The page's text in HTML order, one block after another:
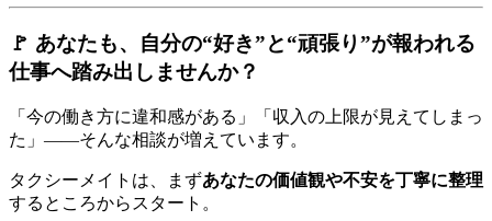
🚩 あなたも、自分の“好き”と“頑張り”が報われる
仕事へ踏み出しませんか？
「今の働き方に違和感がある」「収入の上限が見えてしまっ
た」――そんな相談が増えています。
タクシーメイトは、まずあなたの価値観や不安を丁寧に整理
するところからスタート。